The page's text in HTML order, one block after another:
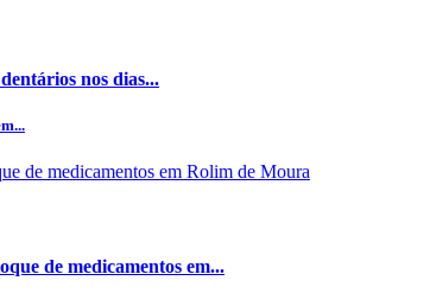
nos dias...
de medicamentos em...